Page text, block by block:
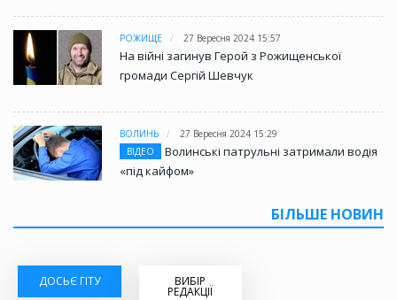
РОЖИЩЕ 27 Вересня 2024 15:57
На війні загинув Герой з Рожищенської
громади Сергій Шевчук
ВОЛИНЬ
27 Вересня 2024 15:29
ВІДЕО
Волинські патрульні затримали водія
«під кайфом»
БІЛЬШЕ НОВИН
ДОСЬЄ ГІТУ ВИБІР
РЕДАКЦІЇ